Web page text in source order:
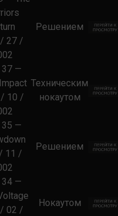
27 /
Решением
37 —
/ 10 /
Техническим
нокаутом
35 —
11 /
Решением
34 —
02 /
Нокаутом